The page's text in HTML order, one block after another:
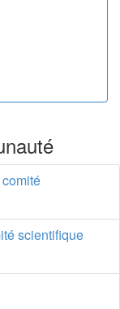
scientifique